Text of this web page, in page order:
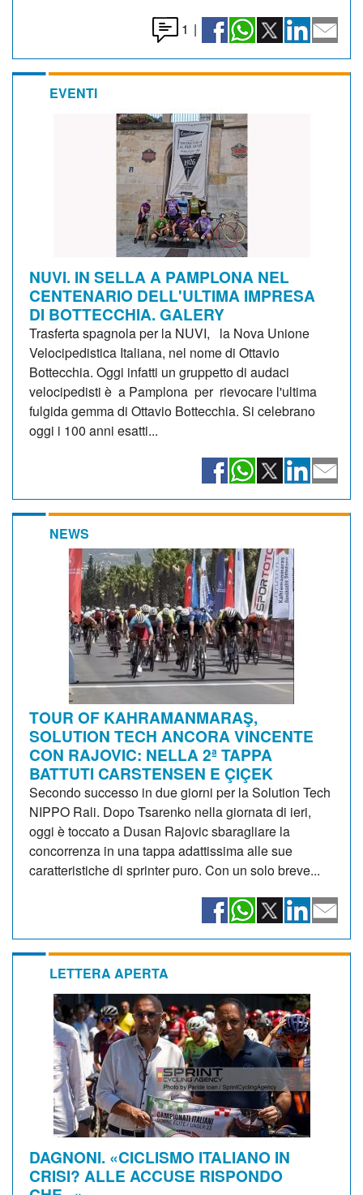
1 |
EVENTI
NUVI. IN SELLA A PAMPLONA NEL
CENTENARIO DELL'ULTIMA IMPRESA
DI BOTTECCHIA. GALERY
Trasferta spagnola per la NUVI, la Nova Unione
Velocipedistica Italiana, nel nome di Ottavio
Bottecchia. Oggi infatti un gruppetto di audaci
velocipedisti è a Pamplona per rievocare l'ultima
fulgida gemma di Ottavio Bottecchia. Si celebrano
oggi i 100 anni esatti...
NEWS
TOUR OF KAHRAMANMARAŞ,
SOLUTION TECH ANCORA VINCENTE
CON RAJOVIC: NELLA 2ª TAPPA
BATTUTI CARSTENSEN E ÇIÇEK
Secondo successo in due giorni per la Solution Tech
NIPPO Rali. Dopo Tsarenko nella giornata di ieri,
oggi è toccato a Dusan Rajovic sbaragliare la
concorrenza in una tappa adattissima alle sue
caratteristiche di sprinter puro. Con un solo breve...
LETTERA APERTA
DAGNONI. «CICLISMO ITALIANO IN
CRISI? ALLE ACCUSE RISPONDO